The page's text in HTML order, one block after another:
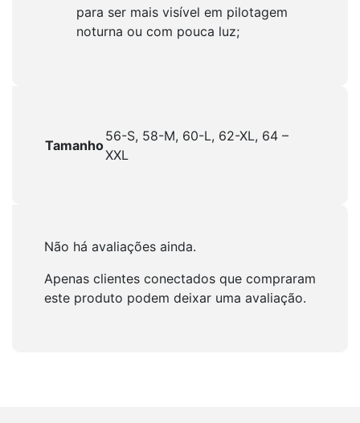
para ser mais visível em pilotagem
noturna ou com pouca luz;
Tamanho
56-S, 58-M, 60-L, 62-XL, 64 –
XXL
Não há avaliações ainda.
Apenas clientes conectados que compraram
este produto podem deixar uma avaliação.